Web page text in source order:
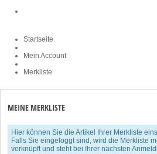
Startseite
Mein Account
Merkliste
MEINE MERKLISTE
Hier können Sie die Artikel Ihrer Merkliste
Falls Sie eingeloggt sind, wird die Merkliste
verknüpft und steht bei Ihrer nächsten